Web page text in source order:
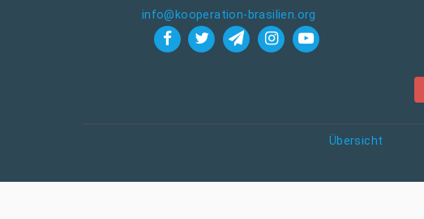
info@kooperation-brasilien.org
Übersicht